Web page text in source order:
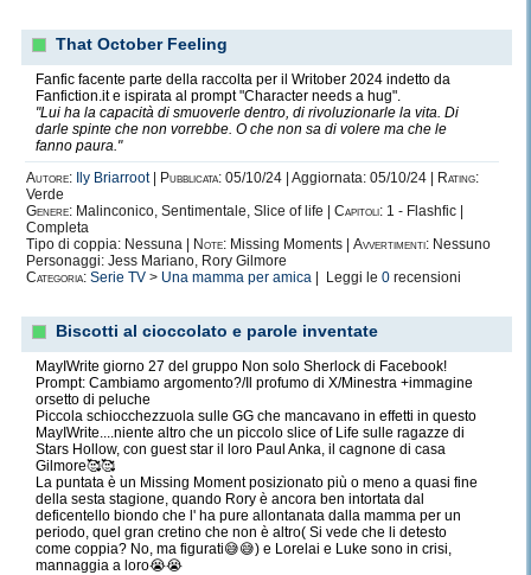
That October Feeling
Fanfic facente parte della raccolta per il Writober 2024 indetto da
Fanfiction.it e ispirata al prompt "Character needs a hug".
"Lui ha la capacità di smuoverle dentro, di rivoluzionarle la vita. Di
darle spinte che non vorrebbe. O che non sa di volere ma che le
fanno paura."
Autore:
Ily Briarroot| Pubblicata: 05/10/24 | Aggiornata: 05/10/24 |
Rating:
Verde
Genere: Malinconico, Sentimentale, Slice of life | Capitoli: 1 - Flashfic |
Completa
Tipo di coppia: Nessuna |
Note: Missing Moments | Avvertimenti: Nessuno
Personaggi: Jess Mariano, Rory Gilmore
Categoria: Serie TV > Una mamma per amica | Leggi le 0 recensioni
Biscotti al cioccolato e parole inventate
MayIWrite giorno 27 del gruppo Non solo Sherlock di Facebook!
Prompt: Cambiamo argomento?/Il profumo di X/Minestra +immagine
orsetto di peluche
Piccola schiocchezzuola sulle GG che mancavano in effetti in questo
MayIWrite....niente altro che un piccolo slice of Life sulle ragazze di
Stars Hollow, con guest star il loro Paul Anka, il cagnone di casa
Gilmore🥰🥰
La puntata è un Missing Moment posizionato più o meno a quasi fine
della sesta stagione, quando Rory è ancora ben intortata dal
deficentello biondo che l' ha pure allontanata dalla mamma per un
periodo, quel gran cretino che non è altro( Si vede che li detesto
come coppia? No, ma figurati😅😅) e Lorelai e Luke sono in crisi,
mannaggia a loro😭😭